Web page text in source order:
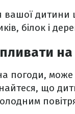
вашої дитини
білок і
на
погоди,
що